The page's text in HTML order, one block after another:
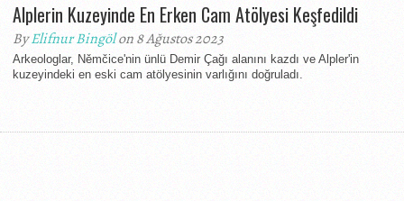
Alplerin Kuzeyinde En Erken Cam Atölyesi Keşfedildi
ByElifnur Bingölon 8 Ağustos 2023
Arkeologlar, Němčice'nin ünlü Demir Çağı alanını kazdı ve Alpler'in
kuzeyindeki en eski cam atölyesinin varlığını doğruladı.